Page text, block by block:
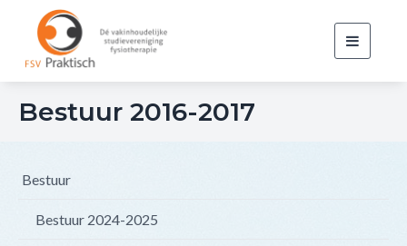
Toggle
Bestuur 2016-2017
Bestuur
Bestuur 2024-2025